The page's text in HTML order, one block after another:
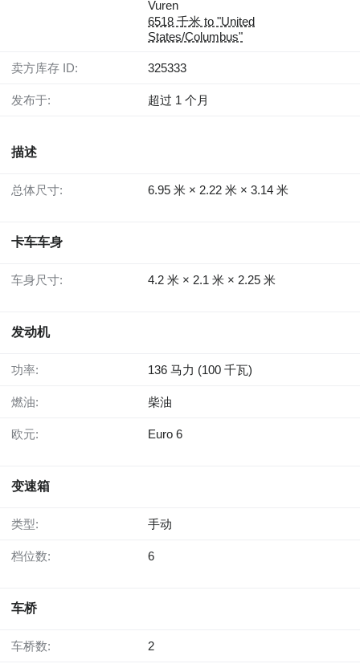
Vuren
6518 千米 to "United
States/Columbus"
卖方库存 ID: 325333
发布于: 超过 1 个月
描述
总体尺寸: 6.95 米 × 2.22 米 × 3.14 米
卡车车身
车身尺寸: 4.2 米 × 2.1 米 × 2.25 米
发动机
功率: 136 马力 (100 千瓦)
燃油: 柴油
欧元: Euro 6
变速箱
类型: 手动
档位数: 6
车桥
车桥数: 2